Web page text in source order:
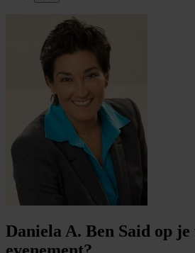
Daniela A. Ben Said op je